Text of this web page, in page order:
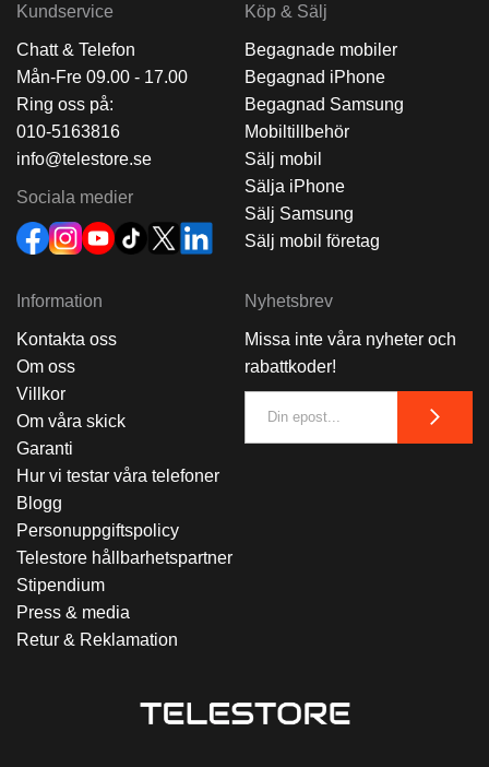
Kundservice
Chatt & Telefon
Mån-Fre 09.00 - 17.00
Ring oss på:
010-5163816
info@telestore.se
Sociala medier
Köp & Sälj
Begagnade mobiler
Begagnad iPhone
Begagnad Samsung
Mobiltillbehör
Sälj mobil
Sälja iPhone
Sälj Samsung
Sälj mobil företag
Information
Kontakta oss
Om oss
Villkor
Om våra skick
Garanti
Hur vi testar våra telefoner
Blogg
Personuppgiftspolicy
Telestore hållbarhetspartner
Stipendium
Press & media
Retur & Reklamation
Nyhetsbrev
Missa inte våra nyheter och
rabattkoder!